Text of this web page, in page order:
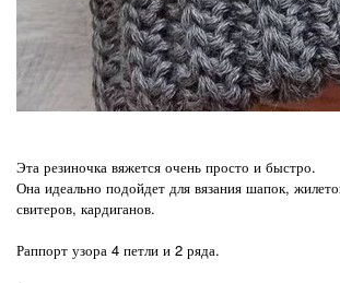
Эта резиночка вяжется очень просто и быстро.
Она идеально подойдет для вязания шапок,
свитеров, кардиганов.
Раппорт узора 4 петли и 2 ряда.